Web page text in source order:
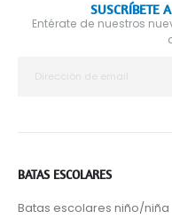
SUSCRÍBETE
Entérate de nuestros
BATAS ESCOLARES
Batas escolares niño/niña